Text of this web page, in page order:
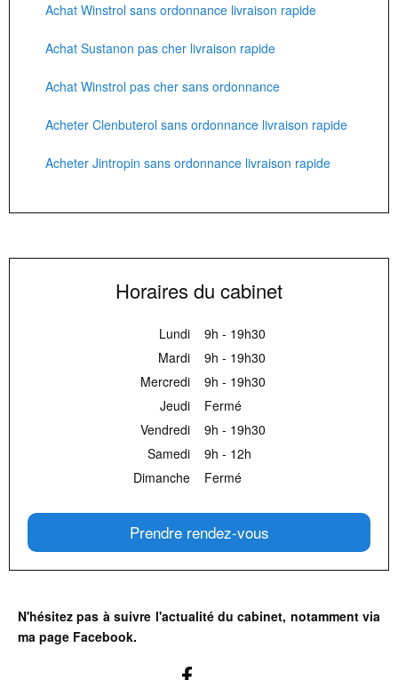
Achat Winstrol sans ordonnance livraison rapide
Achat Sustanon pas cher livraison rapide
Achat Winstrol pas cher sans ordonnance
Acheter Clenbuterol sans ordonnance livraison rapide
Acheter Jintropin sans ordonnance livraison rapide
Horaires du cabinet
Lundi
9h - 19h30
Mardi
9h - 19h30
Mercredi
9h - 19h30
Jeudi
Fermé
Vendredi
9h - 19h30
Samedi
9h - 12h
Dimanche
Fermé
Prendre rendez-vous
N'hésitez pas à suivre l'actualité du cabinet, notamment via
ma page Facebook.